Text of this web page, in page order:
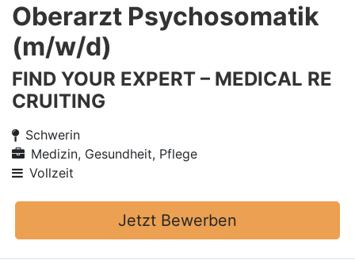
Oberarzt Psychosomatik
(m/w/d)
FIND YOUR EXPERT – MEDICAL RE
CRUITING
Schwerin
Medizin, Gesundheit, Pflege
Vollzeit
Jetzt Bewerben